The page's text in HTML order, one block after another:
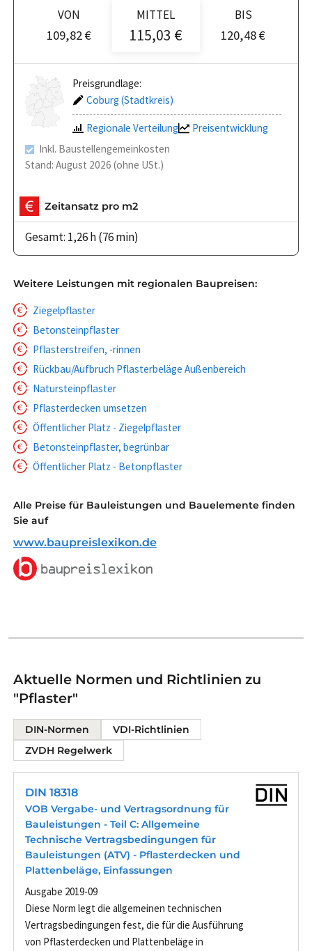
VON
109,82 €
MITTEL
115,03 €
BIS
120,48 €
Preisgrundlage:
Coburg (Stadtkreis)
Regionale Verteilung
Preisentwicklung
Inkl. Baustellengemeinkosten
Stand: August 2026 (ohne USt.)
Zeitansatz pro m2
Gesamt: 1,26 h (76 min)
Weitere Leistungen mit regionalen Baupreisen:
Ziegelpflaster
Betonsteinpflaster
Pflasterstreifen, -rinnen
Rückbau/Aufbruch Pflasterbeläge Außenbereich
Natursteinpflaster
Pflasterdecken umsetzen
Öffentlicher Platz - Ziegelpflaster
Betonsteinpflaster, begrünbar
Öffentlicher Platz - Betonpflaster
Alle Preise für Bauleistungen und Bauelemente finden
Sie auf
www.baupreislexikon.de
Aktuelle Normen und Richtlinien zu
"Pflaster"
DIN-Normen
VDI-Richtlinien
ZVDH Regelwerk
DIN 18318
VOB Vergabe- und Vertragsordnung für
Bauleistungen - Teil C: Allgemeine
Technische Vertragsbedingungen für
Bauleistungen (ATV) - Pflasterdecken und
Plattenbeläge, Einfassungen
Ausgabe 2019-09
Diese Norm legt die allgemeinen technischen
Vertragsbedingungen fest, die für die Ausführung
von Pflasterdecken und Plattenbeläge in